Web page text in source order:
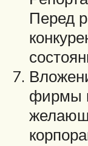
Перед
фирмы